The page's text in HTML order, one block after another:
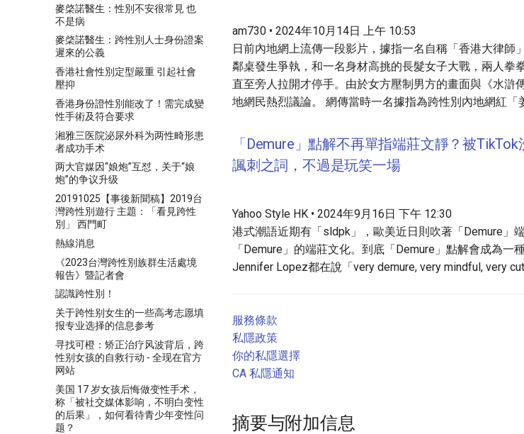
麥棨諾醫生：性別不安很常見 也
不是病
麥棨諾醫生：跨性別人士身份證案
遲來的公義
香港社會性別定型嚴重 引起社會
壓抑
香港身份證性別能改了！需完成變
性手術及符合要求
湘雅三医院泌尿外科为两性畸形患
者成功手术
两大官媒因“娘炮”互怼，关于“娘
炮”的争议升级
20191025【事後新聞稿】2019台
灣跨性別遊行 主題：「看見跨性
別」 西門町
熱線消息
《2023台灣跨性別族群生活處境
報告》暨記者會
認識跨性別！
关于跨性别女生的一些高考志愿填
报专业选择的信息参考
寻找可橙：矫正治疗风波背后，跨
性别女孩的自救行动 - 全现在官方
网站
美国 17 岁女孩后悔做变性手术，
称「被社交媒体影响，不明白变性
的后果」，如何看待青少年变性问
题？
am730 • 2024年10月14日 上午 10:53
日前內地網上流傳一段影片，據指一名自稱「香港大律師
鄰桌發生爭執，和一名身材高挑的長髮女子大戰，兩人拳
直至旁人拉開才停手。由於女方壓制男方的畫面與《水滸
地網民熱烈議論。 網傳當時一名據指為跨性別內地網紅「
「Demure」點解不再單指端莊文靜？被
諷刺之詞，不過是玩笑一場
Yahoo Style HK • 2024年9月16日 下午 12:30
港式潮語近期有「sldpk」，歐美近日則吹著「Demure」
「Demure」的端莊文化。到底「Demure」點解會成為一
Jennifer Lopez都在說「very demure, very mindful, very
服務條款
私隱政策
你的私隱選擇
CA 私隱通知
摘要与附加信息